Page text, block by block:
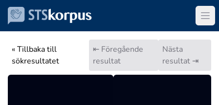
« Tillbaka till
sökresultatet
⇤ Föregående
resultat
Nästa
resultat ⇥